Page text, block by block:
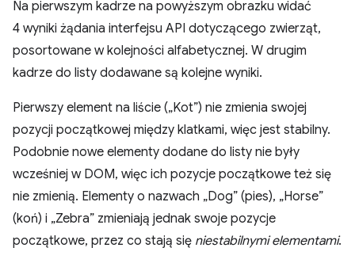
Na pierwszym kadrze na powyższym obrazku widać
4 wyniki żądania interfejsu API dotyczącego zwierząt,
posortowane w kolejności alfabetycznej. W drugim
kadrze do listy dodawane są kolejne wyniki.
Pierwszy element na liście („Kot”) nie zmienia swojej
pozycji początkowej między klatkami, więc jest stabilny.
Podobnie nowe elementy dodane do listy nie były
wcześniej w DOM, więc ich pozycje początkowe też się
nie zmienią. Elementy o nazwach „Dog” (pies), „Horse”
(koń) i „Zebra” zmieniają jednak swoje pozycje
początkowe, przez co stają się niestabilnymi elementami.